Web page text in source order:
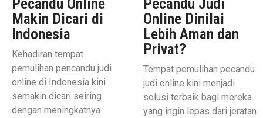
Pecandu Online
Makin Dicari di
Indonesia
Kehadiran tempat
pemulihan pencandu judi
online di Indonesia kini
semakin dicari seiring
dengan meningkatnya
Pecandu Judi
Online Dinilai
Lebih Aman dan
Privat?
Tempat pemulihan pecandu
judi online kini menjadi
solusi terbaik bagi mereka
yang ingin lepas dari jeratan